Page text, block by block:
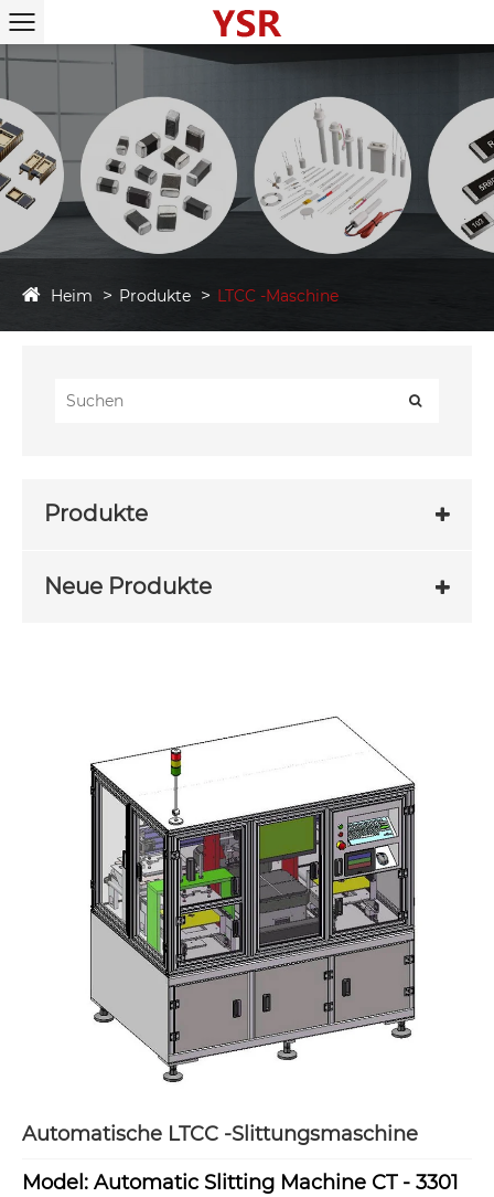
Heim Produkte LTCC -Maschine
Produkte
Neue Produkte
Automatische LTCC -Slittungsmaschine
Model: Automatic Slitting Machine CT - 3301